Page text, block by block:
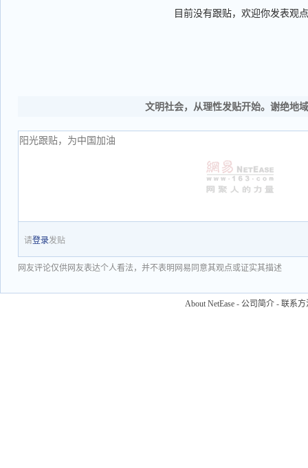
目前没有跟贴，欢迎你发表观点
文明社会，从理性发贴开始。谢绝地
请登录发贴
网友评论仅供网友表达个人看法，并不表明网易同意其观点或证实其描述
About NetEase - 公司简介 - 联系方